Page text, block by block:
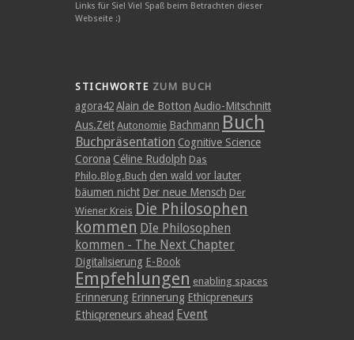
Links für Sie! Viel Spaß beim Betrachten dieser
Webseite :)
STICHWORTE ZUM BUCH
agora42Alain de Botton Audio-Mitschnitt
Aus.Zeit Autonomie Bachmann Buch
Buchpräsentation Cognitive Science
Corona Céline Rudolph Das
Philo.Blog.Buch den wald vor lauter
bäumen nicht Der neue Mensch Der
Wiener Kreis Die Philosophen
kommen DIe Philosophen
kommen - The Next Chapter
Digitalisierung E-Book
Empfehlungen enabling spaces
Erinnerung Erinnerung Ethicpreneurs
Ethicpreneurs ahead Event